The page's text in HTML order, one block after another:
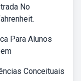
No
Para Alunos
Conceituais